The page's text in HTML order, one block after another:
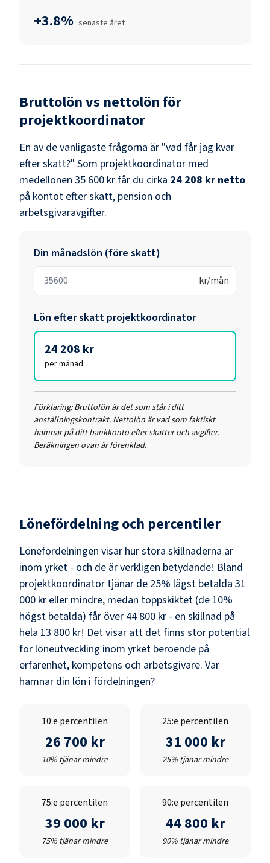
+3.8% senaste året
Bruttolön vs nettolön för
projektkoordinator
En av de vanligaste frågorna är "vad får jag kvar
efter skatt?" Som projektkoordinator med
medellönen 35 600 krfår du cirka 24 208 kr netto
på kontot efter skatt, pension och
arbetsgivaravgifter.
Din månadslön (före skatt)
kr/mån
Lön efter skatt projektkoordinator
24 208 kr
per månad
Förklaring: Bruttolön är det som står i ditt
anställningskontrakt. Nettolön är vad som faktiskt
hamnar på ditt bankkonto efter skatter och avgifter.
Beräkningen ovan är förenklad.
Lönefördelning och percentiler
Lönefördelningen visar hur stora skillnaderna är
inom yrket - och de är verkligen betydande! Bland
projektkoordinator tjänar de 25% lägst betalda 31
000 kr eller mindre, medan toppskiktet (de 10%
högst betalda) får över 44 800 kr - en skillnad på
hela 13 800 kr! Det visar att det finns stor potential
för löneutveckling inom yrket beroende på
erfarenhet, kompetens och arbetsgivare. Var
hamnar din lön i fördelningen?
10:e percentilen
26 700 kr
10% tjänar mindre
25:e percentilen
31 000 kr
25% tjänar mindre
75:e percentilen
39 000 kr
75% tjänar mindre
90:e percentilen
44 800 kr
90% tjänar mindre